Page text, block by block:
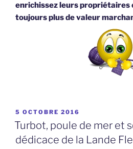
enrichissez leurs propriétaires
toujours plus de valeur
PUBLIÉ
LE
5 OCTOBRE 2016
Turbot, poule de mer et
dédicace de la Lande